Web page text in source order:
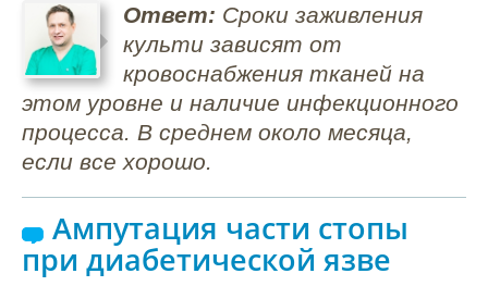
Ответ: Сроки заживления
культи зависят от
кровоснабжения тканей на
этом уровне и наличие инфекционного
процесса. В среднем около месяца,
если все хорошо.
Ампутация части стопы
при диабетической язве